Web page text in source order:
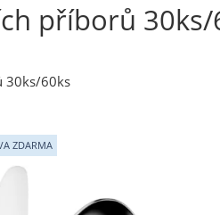
příborů 30ks/
30ks/60ks